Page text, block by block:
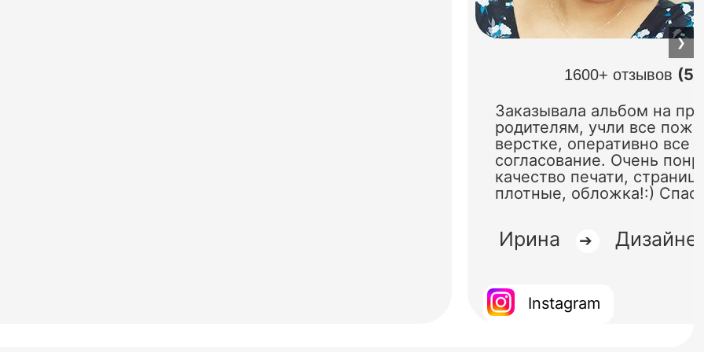
1600+ отзывов
Заказывала альбом на
родителям, учли все
верстке, оперативно все
согласование. Очень
качество печати,
плотные, обложка!:)
Ирина ➔
Instagram
❯